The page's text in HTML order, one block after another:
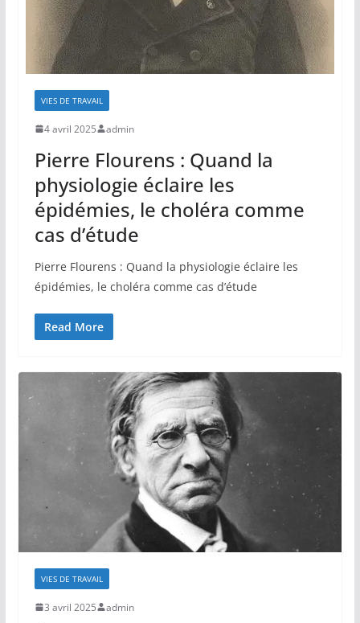
VIES DE TRAVAIL
4 avril 2025 admin
Pierre Flourens : Quand la
physiologie éclaire les
épidémies, le choléra comme
cas d’étude
Pierre Flourens : Quand la physiologie éclaire les
épidémies, le choléra comme cas d’étude
Read More
VIES DE TRAVAIL
3 avril 2025 admin